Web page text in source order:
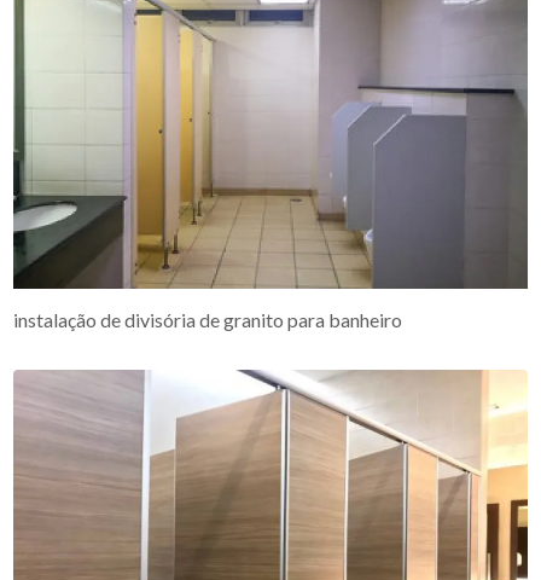
instalação de divisória de granito para banheiro